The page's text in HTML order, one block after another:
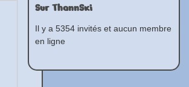
Sur ThannSki
Il y a 5354 invités et aucun membre
en ligne